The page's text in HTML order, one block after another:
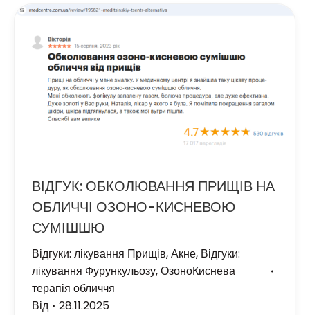
ВІДГУК: ОБКОЛЮВАННЯ ПРИЩІВ НА
ОБЛИЧЧІ ОЗОНО-КИСНЕВОЮ
СУМІШШЮ
Відгуки: лікування Прищів, Акне, Відгуки:
лікування Фурункульозу,ОзоноКиснева
терапія обличчя
Від
28.11.2025